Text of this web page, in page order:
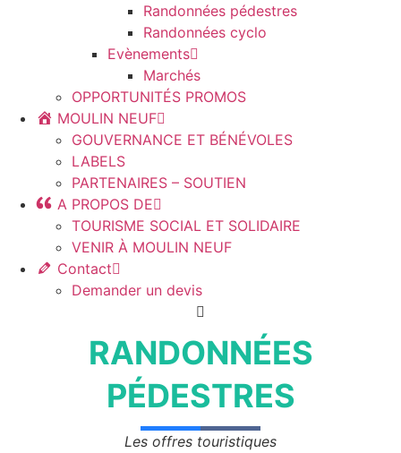
Randonnées pédestres
Randonnées cyclo
Evènements
Marchés
OPPORTUNITÉS PROMOS
MOULIN NEUF
GOUVERNANCE ET BÉNÉVOLES
LABELS
PARTENAIRES – SOUTIEN
A PROPOS DE
TOURISME SOCIAL ET SOLIDAIRE
VENIR À MOULIN NEUF
Contact
Demander un devis
RANDONNÉES
PÉDESTRES
Les offres touristiques